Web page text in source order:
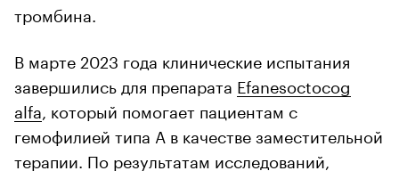
тромбина.
В марте 2023 года клинические испытания
завершились для препарата Efanesoctocog
alfa , который помогает пациентам с
гемофилией типа А в качестве заместительной
терапии. По результатам исследований,